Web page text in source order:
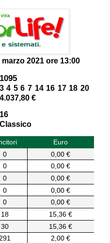
marzo 2021 ore 13:00
1095
3 4 5 6 7 14 16 17 18 20
4.037,80 €
16
Classico
Euro
0
0,00 €
0
0,00 €
0
0,00 €
0
0,00 €
0
0,00 €
18
15,36 €
30
15,36 €
2,00 €